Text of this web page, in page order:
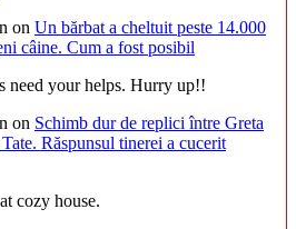
on Un bărbat a cheltuit peste 14.000
câine. Cum a fost posibil
need your helps. Hurry up!!
on Schimb dur de replici între Greta
Răspunsul tinerei a cucerit
cozy house.